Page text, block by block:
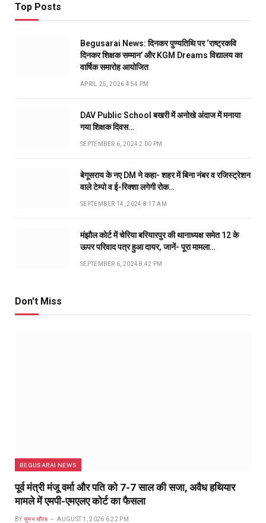
Top Posts
Begusarai News: दिनकर पुण्यतिथि पर ‘राष्ट्रकवि
दिनकर शिक्षक सम्मान’ और KGM Dreams विद्यालय का
वार्षिक समारोह आयोजित
APRIL 25, 2026 4:54 PM
DAV Public School बखरी में अनोखे अंदाज में मनाया
गया शिक्षक दिवस…
SEPTEMBER 6, 2024 2:00 PM
बेगूसराय के नए DM ने कहा- शहर में बिना नंबर व रजिस्ट्रेशन
वाले टेम्पो व ई-रिक्शा लगेगी रोक…
SEPTEMBER 14, 2024 8:17 AM
मंझौल कोर्ट में चेरिया बरियारपुर की थानाध्यक्ष समेत 12 के
ऊपर परिवाद पत्र हुआ दायर, जानें- पूरा मामला…
SEPTEMBER 6, 2024 8:42 PM
Don't Miss
BEGUSARAI NEWS
पूर्व मंत्री मंजू वर्मा और पति को 7-7 साल की सजा, अवैध हथियार
मामले में एमपी-एमएलए कोर्ट का फैसला
BY सुमन सौरब AUGUST 1, 2026 6:22 PM